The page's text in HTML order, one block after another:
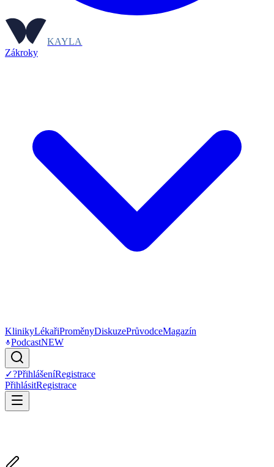
KAYLA
Zákroky
KlinikyLékařiProměnyDiskuzePrůvodceMagazín
PodcastNEW
✓?PřihlášeníRegistrace
PřihlásitRegistrace